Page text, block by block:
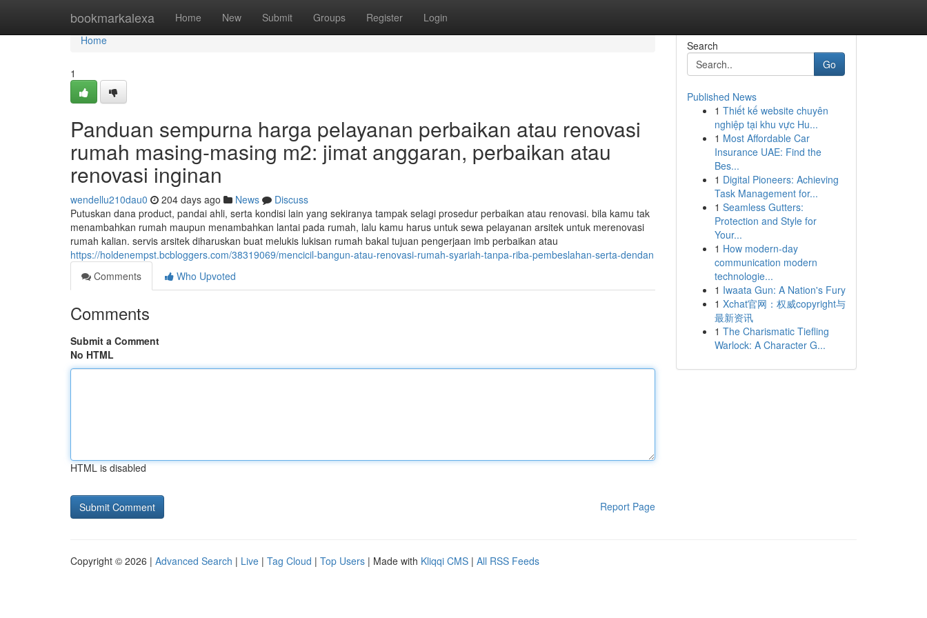
bookmarkalexa Home New Submit Groups Register Login
Home
Home
1
Panduan sempurna harga pelayanan perbaikan atau renovasi
rumah masing-masing m2: jimat anggaran, perbaikan atau
renovasi inginan
wendellu210dau0 204 days ago News
Discuss
Putuskan dana product, pandai ahli, serta kondisi lain yang sekiranya tampak selagi prosedur perbaikan atau renovasi. bila kamu tak
menambahkan rumah maupun menambahkan lantai pada rumah, lalu kamu harus untuk sewa pelayanan arsitek untuk merenovasi
rumah kalian. servis arsitek diharuskan buat melukis lukisan rumah bakal tujuan pengerjaan imb perbaikan atau
https://holdenempst.bcbloggers.com/38319069/mencicil-bangun-atau-renovasi-rumah-syariah-tanpa-riba-pembeslahan-serta-dendan
Comments
Who Upvoted
Comments
Submit a Comment
No HTML
HTML is disabled
Report Page
Search
Go
Published News
1 Thiết kế website chuyên
nghiệp tại khu vực Hu...
1 Most Affordable Car
Insurance UAE: Find the
Bes...
1 Digital Pioneers: Achieving
Task Management for...
1 Seamless Gutters:
Protection and Style for
Your...
1 How modern-day
communication modern
technologie...
1 Iwaata Gun: A Nation's Fury
1 Xchat官网：权威copyright与
最新资讯
1 The Charismatic Tiefling
Warlock: A Character G...
Copyright © 2026 | Advanced Search | Live | Tag Cloud | Top Users | Made with Kliqqi CMS | All RSS Feeds